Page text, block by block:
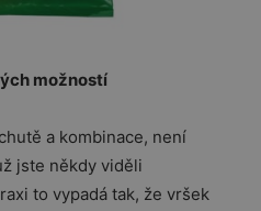
možností
a kombinace, není
jste někdy viděli
to vypadá tak, že vršek